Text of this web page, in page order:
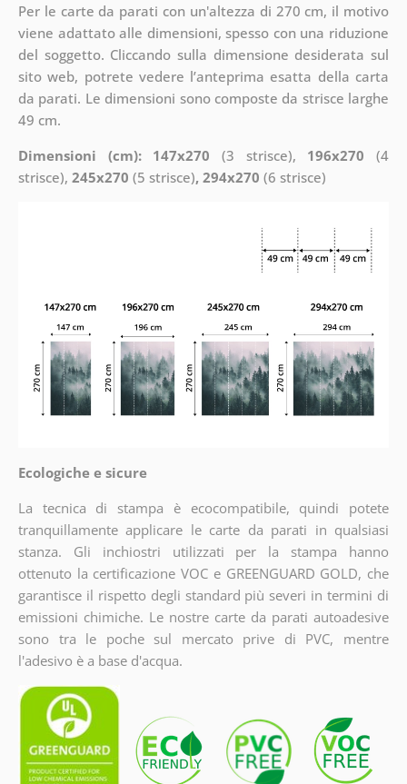
Per le carte da parati con un'altezza di 270 cm, il motivo
viene adattato alle dimensioni, spesso con una riduzione
del soggetto. Cliccando sulla dimensione desiderata sul
sito web, potrete vedere l’anteprima esatta della carta
da parati. Le dimensioni sono composte da strisce larghe
49 cm.
Dimensioni (cm): 147x270 (3 strisce), 196x270 (4
strisce), 245x270 (5 strisce), 294x270 (6 strisce)
Ecologiche e sicure
La tecnica di stampa è ecocompatibile, quindi potete
tranquillamente applicare le carte da parati in qualsiasi
stanza. Gli inchiostri utilizzati per la stampa hanno
ottenuto la certificazione VOC e GREENGUARD GOLD, che
garantisce il rispetto degli standard più severi in termini di
emissioni chimiche. Le nostre carte da parati autoadesive
sono tra le poche sul mercato prive di PVC, mentre
l'adesivo è a base d'acqua.